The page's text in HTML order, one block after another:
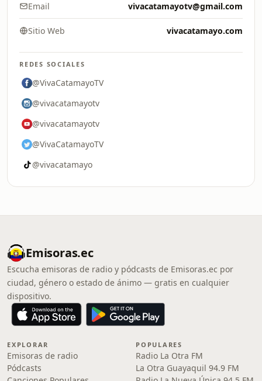
Email vivacatamayotv@gmail.com
Sitio Web vivacatamayo.com
REDES SOCIALES
@VivaCatamayoTV
@vivacatamayotv
@vivacatamayotv
@VivaCatamayoTV
@vivacatamayo
Emisoras.ec
Escucha emisoras de radio y pódcasts de Emisoras.ec por
ciudad, género o estado de ánimo — gratis en cualquier
dispositivo.
EXPLORAR
Emisoras de radio
Pódcasts
POPULARES
Radio La Otra FM
La Otra Guayaquil 94.9 FM